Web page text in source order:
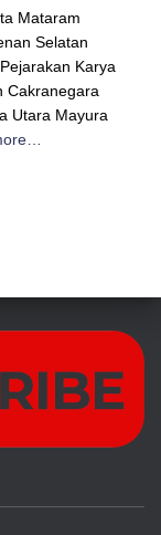
Mataram
Selatan
Karya
Cakranegara
Utara Mayura